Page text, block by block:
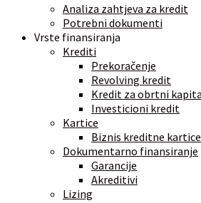
Analiza zahtjeva za kredit
Potrebni dokumenti
Vrste finansiranja
Krediti
Prekoračenje
Revolving kredit
Kredit za obrtni
Investicioni kredit
Kartice
Biznis kreditne kartice
Dokumentarno finansiranje
Garancije
Akreditivi
Lizing